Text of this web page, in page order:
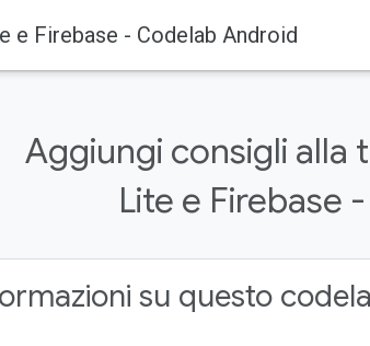
e Firebase - Codelab Android
Aggiungi consigli alla
Lite e Firebase
su questo